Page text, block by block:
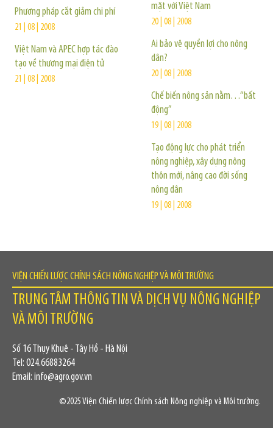
Phương pháp cắt giảm chi phí
21 | 08 | 2008
Việt Nam và APEC hợp tác đào
tạo về thương mại điện tử
21 | 08 | 2008
mặt với Việt Nam
20 | 08 | 2008
Ai bảo vệ quyền lợi cho nông
dân?
20 | 08 | 2008
Chế biến nông sản nằm…“bất
động”
19 | 08 | 2008
Tạo động lực cho phát triển
nông nghiệp, xây dựng nông
thôn mới, nâng cao đời sống
nông dân
19 | 08 | 2008
VIỆN CHIẾN LƯỢC CHÍNH SÁCH NÔNG NGHIỆP VÀ MÔI TRƯỜNG
TRUNG TÂM THÔNG TIN VÀ DỊCH VỤ NÔNG NGHIỆP
VÀ MÔI TRƯỜNG
Số 16 Thụy Khuê - Tây Hồ - Hà Nội
Tel: 024.66883264
Email: info@agro.gov.vn
©2025 Viện Chiến lược Chính sách Nông nghiệp và Môi trường.